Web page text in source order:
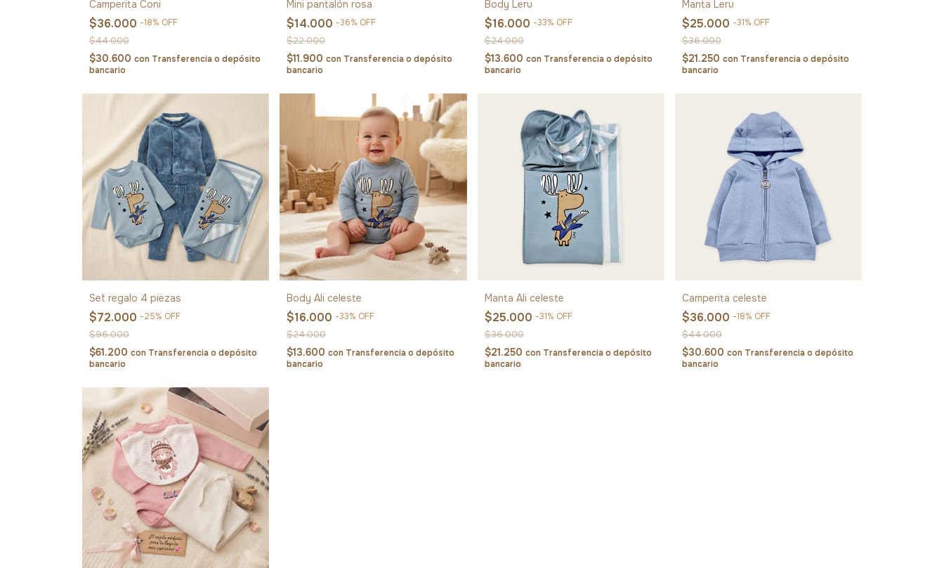
Camperita Coni
$36.000 -18% OFF
$44.000
$30.600 con Transferencia o depósito
bancario
Mini pantalón rosa
$14.000 -36% OFF
$22.000
$11.900con Transferencia o depósito
bancario
Body Leru
$16.000 -33% OFF
$24.000
$13.600 con Transferencia o depósito
bancario
Manta Leru
$25.000 -31% OFF
$36.000
$21.250 con Transferencia o depósito
bancario
Set regalo 4 piezas
$72.000 -25% OFF
$96.000
$61.200 con Transferencia o depósito
bancario
Body Ali celeste
$16.000 -33% OFF
$24.000
$13.600con Transferencia o depósito
bancario
Manta Ali celeste
$25.000 -31% OFF
$36.000
$21.250 con Transferencia o depósito
bancario
Camperita celeste
$36.000 -18% OFF
$44.000
$30.600 con Transferencia o depósito
bancario